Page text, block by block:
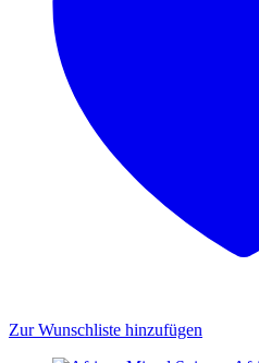
Zur Wunschliste hinzufügen